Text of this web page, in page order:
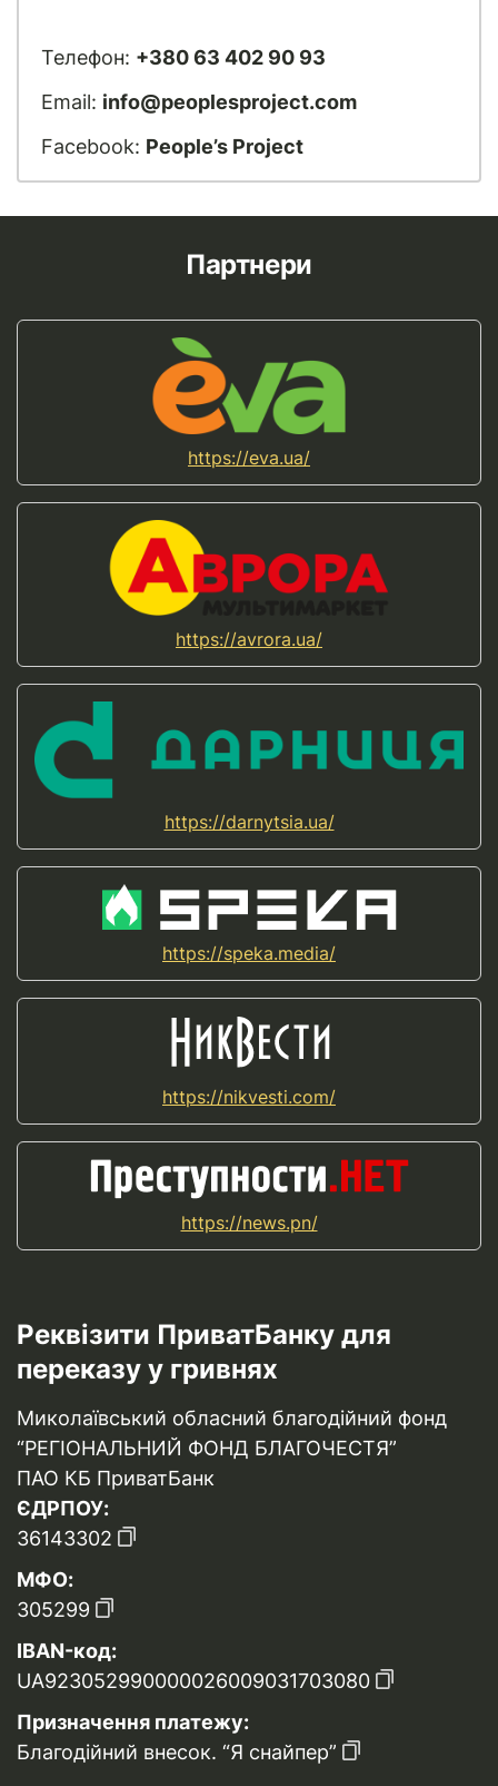
Телефон: +380 63 402 90 93
Email: info@peoplesproject.com
Facebook: People’s Project
Партнери
https://eva.ua/
https://avrora.ua/
https://darnytsia.ua/
https://speka.media/
https://nikvesti.com/
https://news.pn/
Реквізити ПриватБанку для
переказу у гривнях
Миколаївський обласний благодійний фонд
“РЕГІОНАЛЬНИЙ ФОНД БЛАГОЧЕСТЯ”
ПАО КБ ПриватБанк
ЄДРПОУ:
36143302
МФО:
305299
IBAN-код:
UA923052990000026009031703080
Призначення платежу:
Благодійний внесок. “Я снайпер”